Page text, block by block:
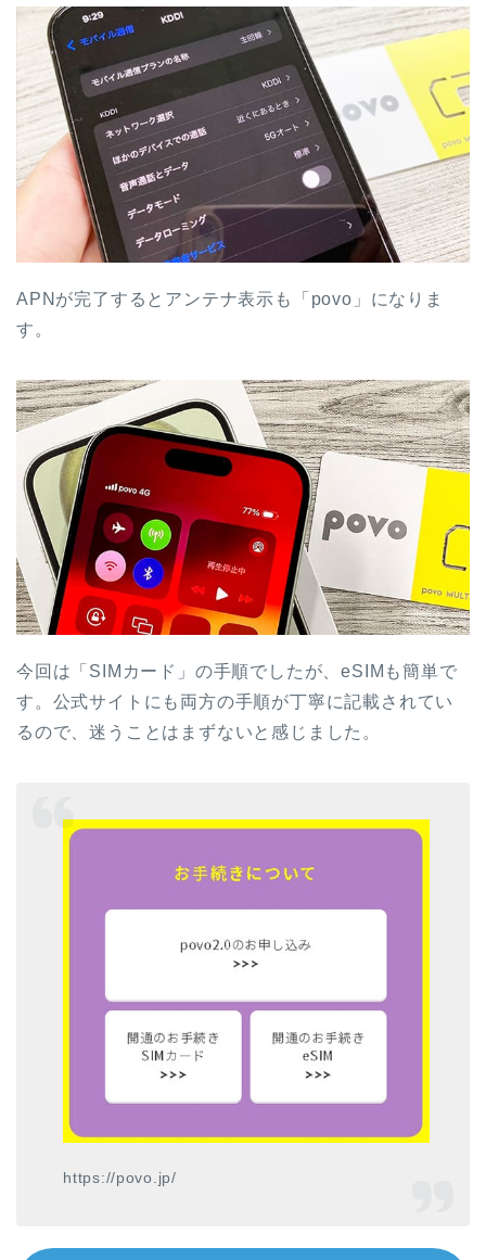
APNが完了するとアンテナ表示も「povo」になりま
す。
今回は「SIMカード」の手順でしたが、eSIMも簡単で
す。公式サイトにも両方の手順が丁寧に記載されてい
るので、迷うことはまずないと感じました。
https://povo.jp/